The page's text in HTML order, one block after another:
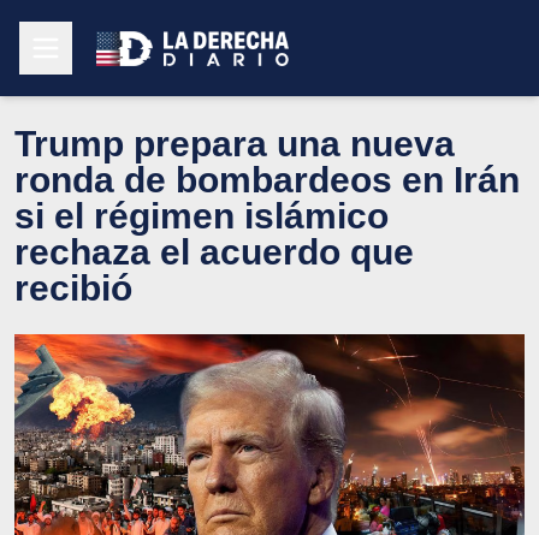
Trump prepara una nueva
ronda de bombardeos en Irán
si el régimen islámico
rechaza el acuerdo que
recibió